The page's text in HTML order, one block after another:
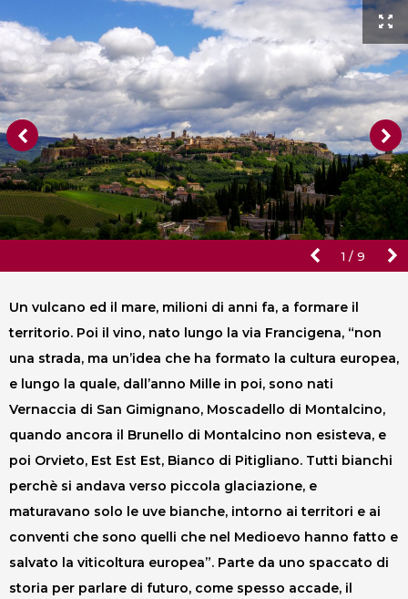
1 / 9
Un vulcano ed il mare, milioni di anni fa, a formare il
territorio. Poi il vino, nato lungo la via Francigena, “non
una strada, ma un’idea che ha formato la cultura europea,
e lungo la quale, dall’anno Mille in poi, sono nati
Vernaccia di San Gimignano, Moscadello di Montalcino,
quando ancora il Brunello di Montalcino non esisteva, e
poi Orvieto, Est Est Est, Bianco di Pitigliano. Tutti bianchi
perchè si andava verso piccola glaciazione, e
maturavano solo le uve bianche, intorno ai territori e ai
conventi che sono quelli che nel Medioevo hanno fatto e
salvato la viticoltura europea”. Parte da uno spaccato di
storia per parlare di futuro, come spesso accade, il